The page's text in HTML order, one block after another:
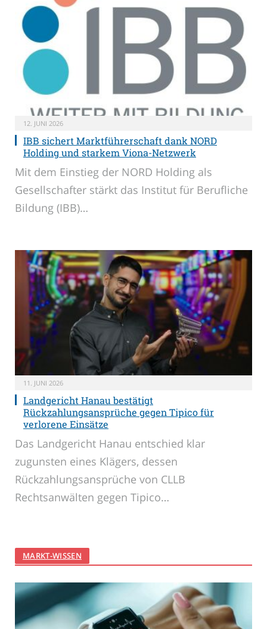
12. JUNI 2026
IBB sichert Marktführerschaft dank NORD
Holding und starkem Viona-Netzwerk
Mit dem Einstieg der NORD Holding als
Gesellschafter stärkt das Institut für Berufliche
Bildung (IBB)…
11. JUNI 2026
Landgericht Hanau bestätigt
Rückzahlungsansprüche gegen Tipico für
verlorene Einsätze
Das Landgericht Hanau entschied klar
zugunsten eines Klägers, dessen
Rückzahlungsansprüche von CLLB
Rechtsanwälten gegen Tipico…
MARKT-WISSEN